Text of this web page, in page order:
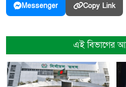
Messenger Copy Link
এই বিভাগের